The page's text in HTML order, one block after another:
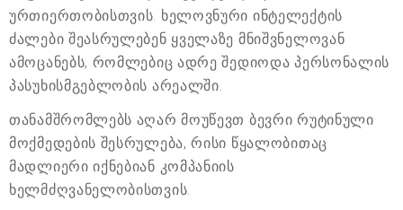
ურთიერთობისთვის. ხელოვნური ინტელექტის
ძალები შეასრულებენ ყველაზე მნიშვნელოვან
ამოცანებს, რომლებიც ადრე შედიოდა პერსონალის
პასუხისმგებლობის არეალში.
თანამშრომლებს აღარ მოუწევთ ბევრი რუტინული
მოქმედების შესრულება, რისი წყალობითაც
მადლიერი იქნებიან კომპანიის
ხელმძღვანელობისთვის.